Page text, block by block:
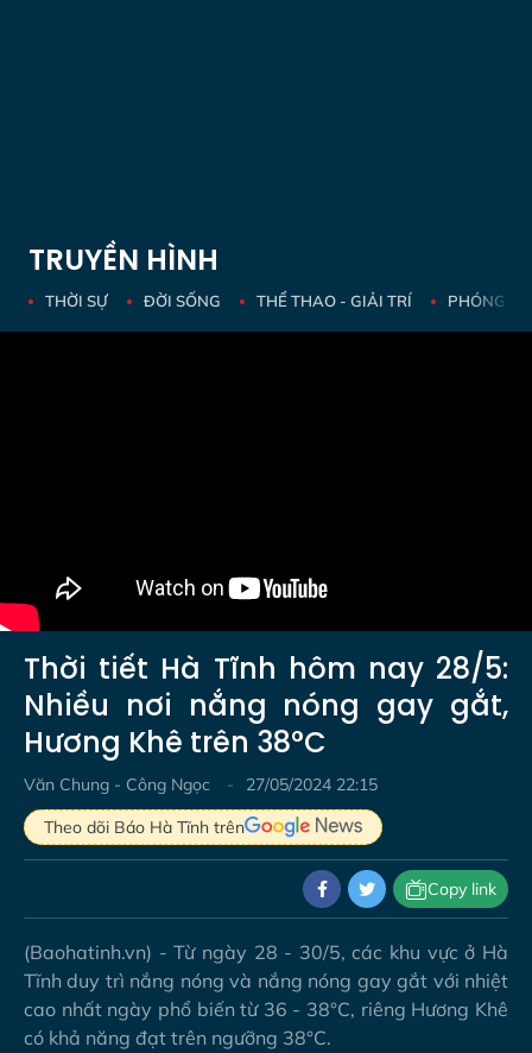
TRUYỀN HÌNH
THỜI SỰ ĐỜI SỐNG THỂ THAO - GIẢI TRÍ PHÓNG
Thời tiết Hà Tĩnh hôm nay 28/5:
Nhiều nơi nắng nóng gay gắt,
Hương Khê trên 38°C
Văn Chung - Công Ngọc
27/05/2024 22:15
Theo dõi Báo Hà Tĩnh trên
Copy link
(Baohatinh.vn) - Từ ngày 28 - 30/5, các khu vực ở Hà
Tĩnh duy trì nắng nóng và nắng nóng gay gắt với nhiệt
cao nhất ngày phổ biến từ 36 - 38°C, riêng Hương Khê
có khả năng đạt trên ngưỡng 38°C.